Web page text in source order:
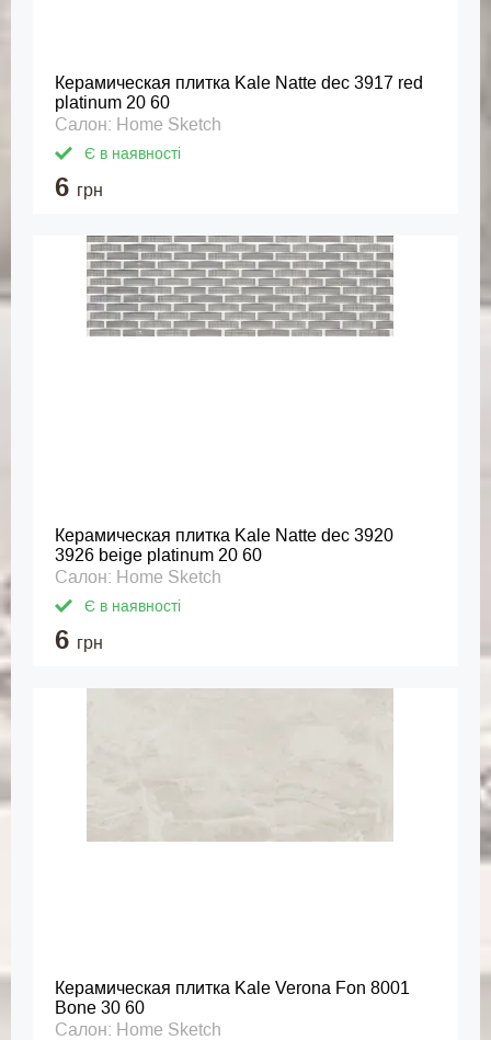
Керамическая плитка Kale Natte dec 3917 red
platinum 20 60
Салон: Home Sketch
Є в наявності
6 грн
Керамическая плитка Kale Natte dec 3920
3926 beige platinum 20 60
Салон: Home Sketch
Є в наявності
6 грн
Керамическая плитка Kale Verona Fon 8001
Bone 30 60
Салон: Home Sketch